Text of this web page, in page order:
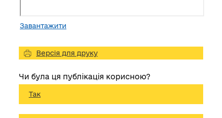
Завантажити
Версія для друку
Чи була ця публікація корисною?
Так